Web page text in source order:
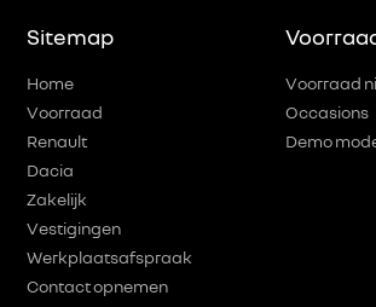
Sitemap
Home
Voorraad
Renault
Dacia
Zakelijk
Vestigingen
Werkplaatsafspraak
Contact opnemen
Voorraad
Occasions
Demo